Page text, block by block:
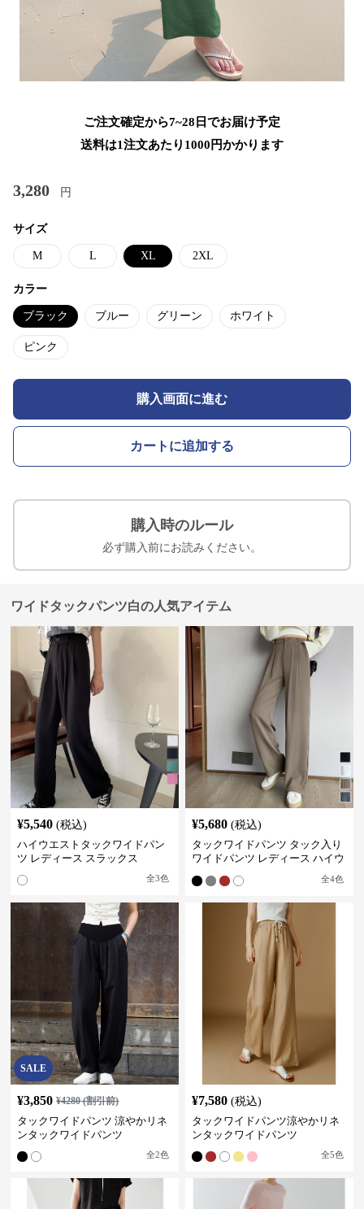
ご注文確定から7~28日でお届け予定
送料は1注文あたり 1000 円かかります
3,280 円
サイズ
M L XL 2XL
カラー
ブラック ブルー グリーン ホワイト
ピンク
購入画面に進む
カートに追加する
購入時のルール
必ず購入前にお読みください。
ワイドタックパンツ白の人気アイテム
¥5,540 (税込)
ハイウエストタックワイドパン
ツ レディース スラックス
全3色
¥5,680 (税込)
タックワイドパンツ タック入り
ワイドパンツ レディース ハイウ
全4色
SALE
¥3,850 ¥4280(割引前)
タックワイドパンツ 涼やかリネ
ンタックワイドパンツ
全2色
¥7,580 (税込)
タックワイドパンツ涼やかリネ
ンタックワイドパンツ
全5色